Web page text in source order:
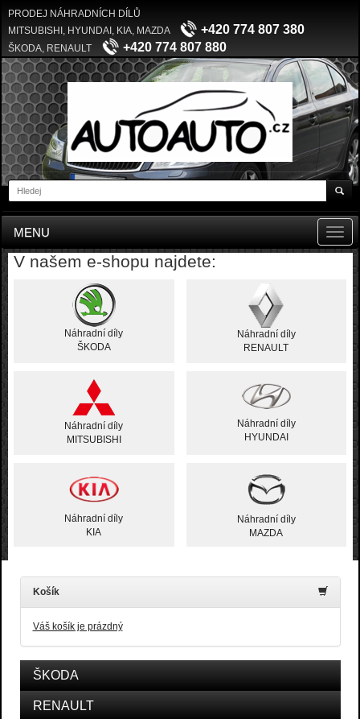
PRODEJ NÁHRADNÍCH DÍLŮ
MITSUBISHI, HYUNDAI, KIA, MAZDA
+420 774 807 380
ŠKODA, RENAULT +420 774 807 880
MENU
V našem e-shopu najdete:
Náhradní díly
ŠKODA
Náhradní díly
RENAULT
Náhradní díly
MITSUBISHI
Náhradní díly
HYUNDAI
Náhradní díly
KIA
Náhradní díly
MAZDA
Košík
Váš košík je prázdný
ŠKODA
RENAULT